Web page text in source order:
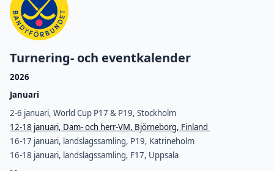
Turnering- och eventkalender
2026
Januari
2-6 januari, World Cup P17 & P19, Stockholm
12-18 januari, Dam- och herr-VM, Björneborg, Finland
16-17 januari, landslagssamling, P19, Katrineholm
16-18 januari, landslagssamling, F17, Uppsala